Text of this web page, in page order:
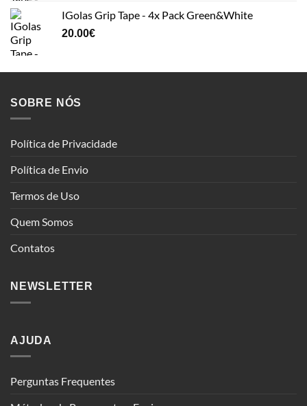
IGolas Grip Tape - 4x Pack Green&White
20.00€
SOBRE NÓS
Política de Privacidade
Política de Envio
Termos de Uso
Quem Somos
Contatos
NEWSLETTER
AJUDA
Perguntas Frequentes